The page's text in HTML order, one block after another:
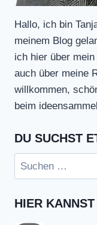
Hallo, ich bin
meinem Blog
ich hier über
auch über meine
willkommen,
beim
DU SUCHST
Suchen
nach:
HIER